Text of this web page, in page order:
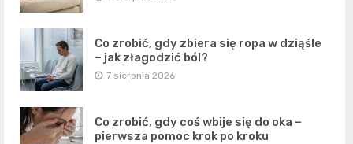
Co zrobić, gdy zbiera się ropa w dziąśle
– jak złagodzić ból?
7 sierpnia 2026
Co zrobić, gdy coś wbije się do oka –
pierwsza pomoc krok po kroku